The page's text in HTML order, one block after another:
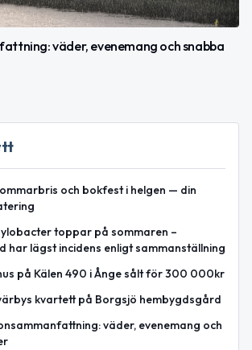
väder, evenemang och snabba
och bokfest i helgen — din
toppar på sommaren –
har lägst incidens enligt sammanställning
på Kälen 490 i Ånge sålt för 300 000kr
kvartett på Borgsjö hembygdsgård
väder, evenemang och